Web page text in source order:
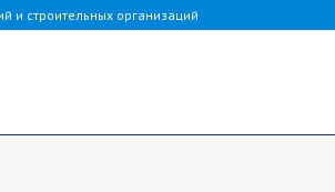
и строительных организаций